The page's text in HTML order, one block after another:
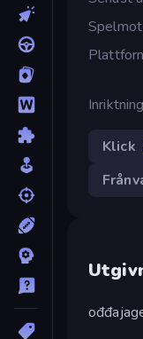
Inriktning
Klick